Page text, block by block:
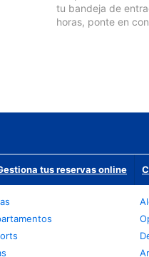
tu bandeja de
horas, ponte en
tus reservas online